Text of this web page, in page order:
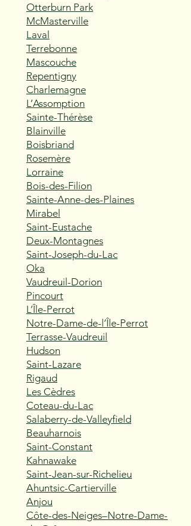
Otterburn Park
McMasterville
Laval
Terrebonne
Mascouche
Repentigny
Charlemagne
L’Assomption
Sainte-Thérèse
Blainville
Boisbriand
Rosemère
Lorraine
Bois-des-Filion
Sainte-Anne-des-Plaines
Mirabel
Saint-Eustache
Deux-Montagnes
Saint-Joseph-du-Lac
Oka
Vaudreuil-Dorion
Pincourt
L’Île-Perrot
Notre-Dame-de-l’Île-Perrot
Terrasse-Vaudreuil
Hudson
Saint-Lazare
Rigaud
Les Cèdres
Coteau-du-Lac
Salaberry-de-Valleyfield
Beauharnois
Saint-Constant
Kahnawake
Saint-Jean-sur-Richelieu
Ahuntsic-Cartierville
Anjou
Côte-des-Neiges–Notre-Dame-